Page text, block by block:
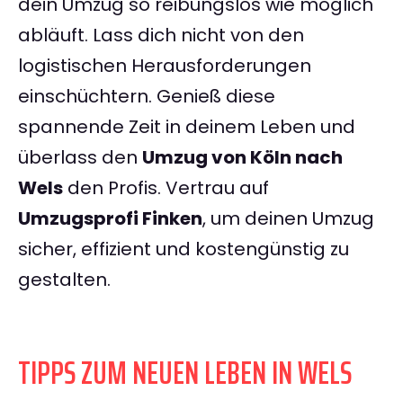
abläuft. Lass dich nicht von den
logistischen Herausforderungen
einschüchtern. Genieß diese
spannende Zeit in deinem Leben und
überlass den Umzug von Köln nach
Wels den Profis. Vertrau auf
Umzugsprofi Finken, um deinen Umzug
sicher, effizient und kostengünstig zu
gestalten.
TIPPS ZUM NEUEN LEBEN IN WELS